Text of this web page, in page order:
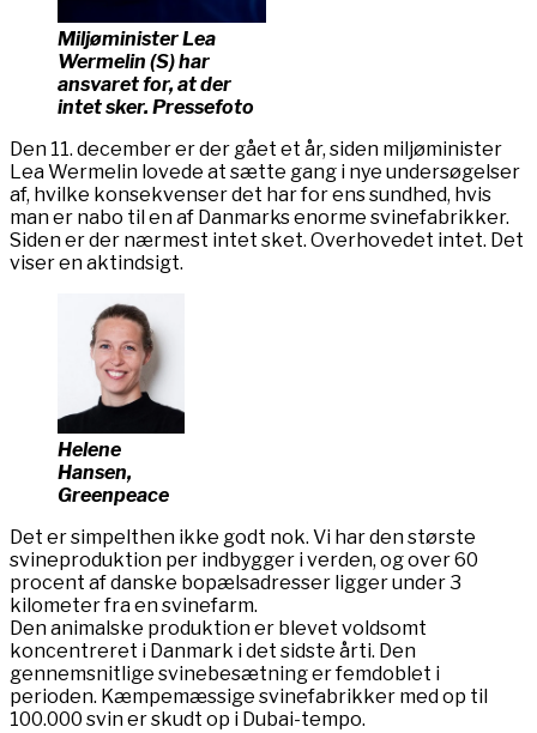
Miljøminister Lea
Wermelin (S) har
ansvaret for, at der
intet sker. Pressefoto
Den 11. december er der gået et år, siden miljøminister
Lea Wermelin lovede at sætte gang i nye undersøgelser
af, hvilke konsekvenser det har for ens sundhed, hvis
man er nabo til en af Danmarks enorme svinefabrikker.
Siden er der nærmest intet sket. Overhovedet intet. Det
viser en aktindsigt.
Helene
Hansen,
Greenpeace
Det er simpelthen ikke godt nok. Vi har den største
svineproduktion per indbygger i verden, og over 60
procent af danske bopælsadresser ligger under 3
kilometer fra en svinefarm.
Den animalske produktion er blevet voldsomt
koncentreret i Danmark i det sidste årti. Den
gennemsnitlige svinebesætning er femdoblet i
perioden. Kæmpemæssige svinefabrikker med op til
100.000 svin er skudt op i Dubai-tempo.